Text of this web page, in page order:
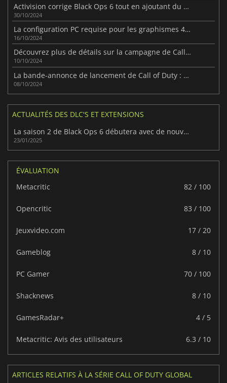
Activision corrige Black Ops 6 tout en ajoutant du contenu
30/10/2024
La configuration PC requise pour les graphismes 4K Ultra et les dates de lancement de Call of Duty : Black Ops 6 ont été annoncées.
16/10/2024
Découvrez plus de détails sur la campagne de Call of Duty : Black Ops 6
10/10/2024
La bande-annonce de lancement de Call of Duty : Black Ops 6 est disponible !
08/10/2024
ACTUALITÉS DES DLC'S ET EXTENSIONS
La saison 2 de Black Ops 6 débutera avec de nouvelles cartes
23/01/2025
ÉVALUATION
Metacritic
82 / 100
Opencritic 83 / 100
Jeuxvideo.com 17 / 20
Gameblog 8 / 10
PC Gamer 70 / 100
Shacknews 8 / 10
GamesRadar+ 4 / 5
Metacritic: Avis des utilisateurs 6.3 / 10
ARTICLES RELATIFS À LA SÉRIE CALL OF DUTY GLOBAL